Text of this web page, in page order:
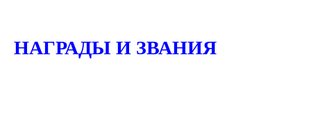
НАГРАДЫ И ЗВАНИЯ